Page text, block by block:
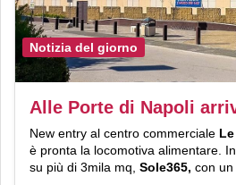
Notizia del giorno
Alle Porte di Napoli
New entry al centro commerciale
è pronta la locomotiva alimentare.
su più di 3mila mq, Sole365, con un